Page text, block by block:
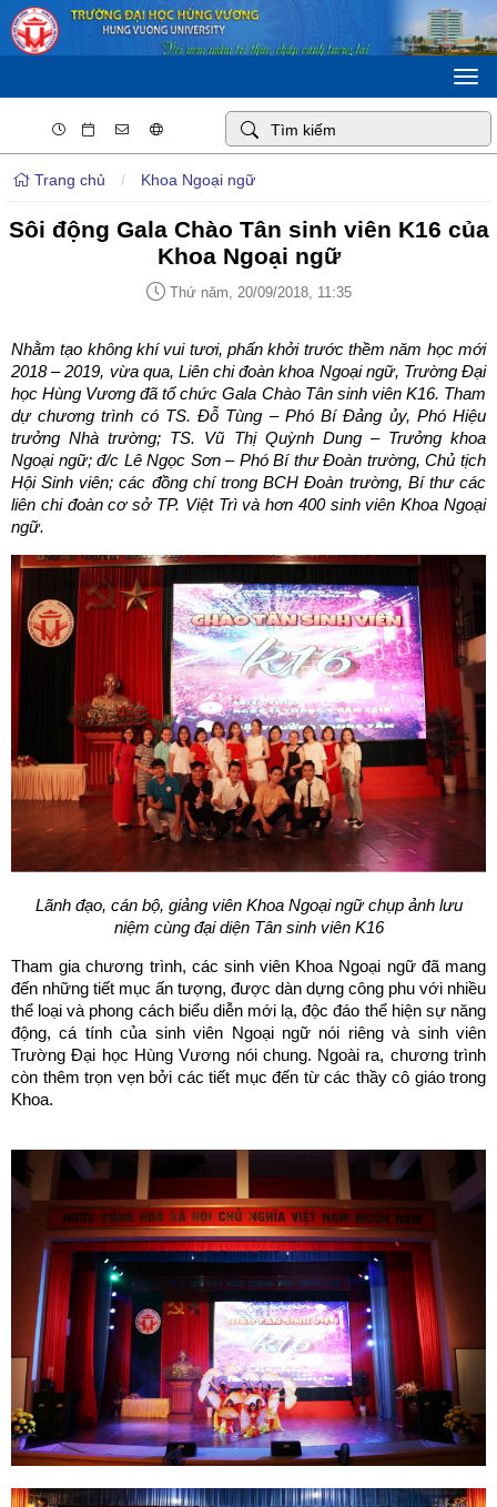
Trang chủ / Khoa Ngoại ngữ
Sôi động Gala Chào Tân sinh viên K16 của
Khoa Ngoại ngữ
Thứ năm, 20/09/2018, 11:35
Nhằm tạo không khí vui tươi, phấn khởi trước thềm năm học mới
2018 – 2019, vừa qua, Liên chi đoàn khoa Ngoại ngữ, Trường Đại
học Hùng Vương đã tổ chức Gala Chào Tân sinh viên K16. Tham
dự chương trình có TS. Đỗ Tùng – Phó Bí Đảng ủy, Phó Hiệu
trưởng Nhà trường; TS. Vũ Thị Quỳnh Dung – Trưởng khoa
Ngoại ngữ; đ/c Lê Ngọc Sơn – Phó Bí thư Đoàn trường, Chủ tịch
Hội Sinh viên; các đồng chí trong BCH Đoàn trường, Bí thư các
liên chi đoàn cơ sở TP. Việt Trì và hơn 400 sinh viên Khoa Ngoại
ngữ.
Lãnh đạo, cán bộ, giảng viên Khoa Ngoại ngữ chụp ảnh lưu
niệm cùng đại diện Tân sinh viên K16
Tham gia chương trình, các sinh viên Khoa Ngoại ngữ đã mang
đến những tiết mục ấn tượng, được dàn dựng công phu với nhiều
thể loại và phong cách biểu diễn mới lạ, độc đáo thể hiện sự năng
động, cá tính của sinh viên Ngoại ngữ nói riêng và sinh viên
Trường Đại học Hùng Vương nói chung. Ngoài ra, chương trình
còn thêm trọn vẹn bởi các tiết mục đến từ các thầy cô giáo trong
Khoa.